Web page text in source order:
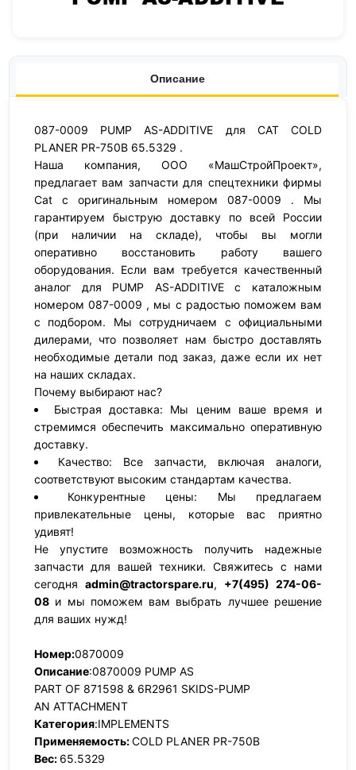
Описание
087-0009 PUMP AS-ADDITIVE для CAT COLD
PLANER PR-750B 65.5329 .
Наша компания, ООО «МашСтройПроект»,
предлагает вам запчасти для спецтехники фирмы
Cat с оригинальным номером 087-0009 . Мы
гарантируем быструю доставку по всей России
(при наличии на складе), чтобы вы могли
оперативно восстановить работу вашего
оборудования. Если вам требуется качественный
аналог для PUMP AS-ADDITIVE с каталожным
номером 087-0009 , мы с радостью поможем вам
с подбором. Мы сотрудничаем с официальными
дилерами, что позволяет нам быстро доставлять
необходимые детали под заказ, даже если их нет
на наших складах.
Почему выбирают нас?
Быстрая доставка: Мы ценим ваше время и
стремимся обеспечить максимально оперативную
доставку.
Качество: Все запчасти, включая аналоги,
соответствуют высоким стандартам качества.
Конкурентные цены: Мы предлагаем
привлекательные цены, которые вас приятно
удивят!
Не упустите возможность получить надежные
запчасти для вашей техники. Свяжитесь с нами
сегодня admin@tractorspare.ru, +7(495) 274-06-
08 и мы поможем вам выбрать лучшее решение
для ваших нужд!
Номер:0870009
Описание:0870009 PUMP AS
PART OF 871598 & 6R2961 SKIDS-PUMP
AN ATTACHMENT
Категория:IMPLEMENTS
Применяемость:COLD PLANER PR-750B
Вес: 65.5329